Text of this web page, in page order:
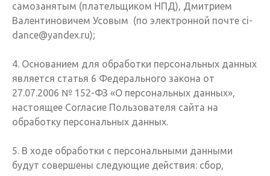
самозанятым (плательщиком НПД), Дмитрием
Валентиновичем Усовым (по электронной почте ci-
dance@yandex.ru);
4. Основанием для обработки персональных данных
является статья 6 Федерального закона от
27.07.2006 № 152-ФЗ «О персональных данных»,
настоящее Согласие Пользователя сайта на
обработку персональных данных.
5. В ходе обработки с персональными данными
будут совершены следующие действия: сбор,